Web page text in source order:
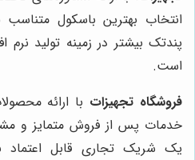
انتخاب بهترین باسکول
پندتک بیشتر در زمینه تولید نرم
است.
فروشگاه تجهیزات با ارائه
خدمات پس از فروش متمایز و
یک شریک تجاری قابل اعتماد